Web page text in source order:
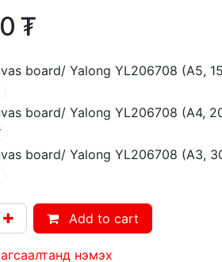
₮
board/ Yalong YL206708 (А5,
board/ Yalong YL206708 (А4,
board/ Yalong YL206708 (А3,
Add to cart
нэмэх